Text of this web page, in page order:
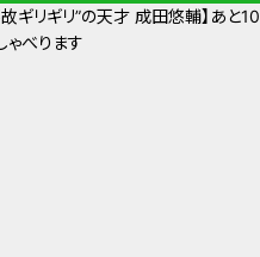
故ギリギリ”の天才 成田悠輔】あと10
ゃべります